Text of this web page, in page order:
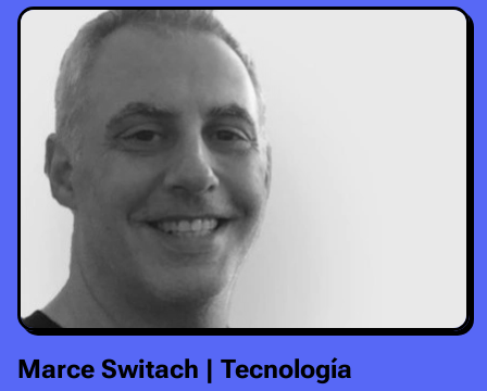
Marce Switach | Tecnología